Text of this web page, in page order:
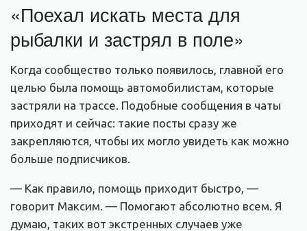
«Поехал искать места для
рыбалки и застрял в поле»
Когда сообщество только появилось, главной его
целью была помощь автомобилистам, которые
застряли на трассе. Подобные сообщения в чаты
приходят и сейчас: такие посты сразу же
закрепляются, чтобы их могло увидеть как можно
больше подписчиков.
— Как правило, помощь приходит быстро, —
говорит Максим. — Помогают абсолютно всем. Я
думаю, таких вот экстренных случаев уже